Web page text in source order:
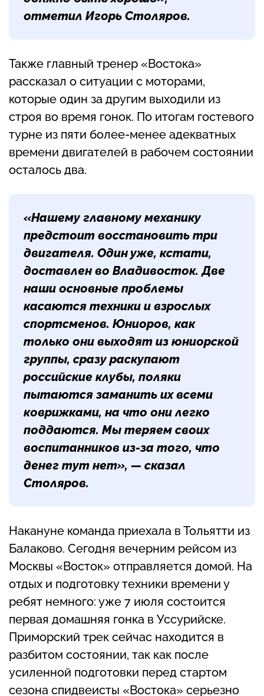
отметил Игорь Столяров.
Также главный тренер «Востока»
рассказал о ситуации с моторами,
которые один за другим выходили из
строя во время гонок. По итогам гостевого
турне из пяти более-менее адекватных
времени двигателей в рабочем состоянии
осталось два.
«Нашему главному механику
предстоит восстановить три
двигателя. Один уже, кстати,
доставлен во Владивосток. Две
наши основные проблемы
касаются техники и взрослых
спортсменов. Юниоров, как
только они выходят из юниорской
группы, сразу раскупают
российские клубы, поляки
пытаются заманить их всеми
коврижками, на что они легко
поддаются. Мы теряем своих
воспитанников из-за того, что
денег тут нет», — сказал
Столяров.
Накануне команда приехала в Тольятти из
Балаково. Сегодня вечерним рейсом из
Москвы «Восток» отправляется домой. На
отдых и подготовку техники времени у
ребят немного: уже 7 июля состоится
первая домашняя гонка в Уссурийске.
Приморский трек сейчас находится в
разбитом состоянии, так как после
усиленной подготовки перед стартом
сезона спидвеисты «Востока» серьезно